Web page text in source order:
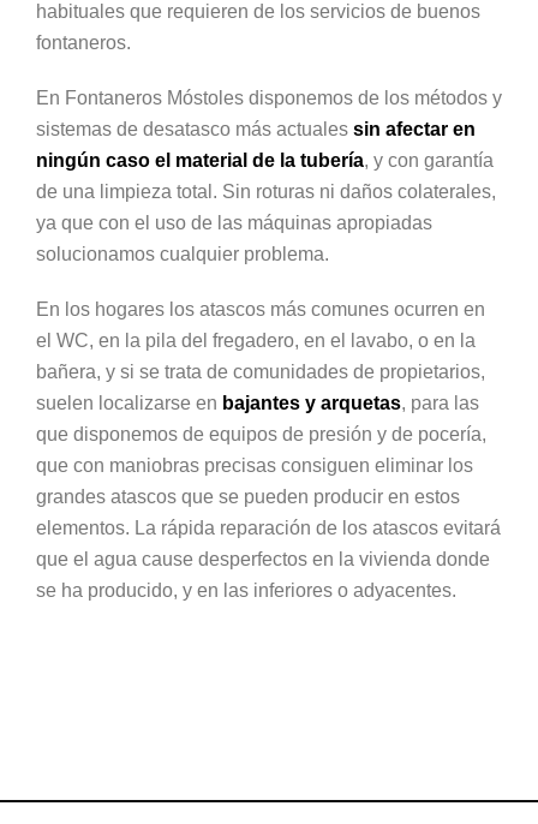
habituales que requieren de los servicios de buenos
fontaneros.
En Fontaneros Móstoles disponemos de los métodos y
sistemas de desatasco más actuales sin afectar en
ningún caso el material de la tubería, y con garantía
de una limpieza total. Sin roturas ni daños colaterales,
ya que con el uso de las máquinas apropiadas
solucionamos cualquier problema.
En los hogares los atascos más comunes ocurren en
el WC, en la pila del fregadero, en el lavabo, o en la
bañera, y si se trata de comunidades de propietarios,
suelen localizarse en bajantes y arquetas, para las
que disponemos de equipos de presión y de pocería,
que con maniobras precisas consiguen eliminar los
grandes atascos que se pueden producir en estos
elementos. La rápida reparación de los atascos evitará
que el agua cause desperfectos en la vivienda donde
se ha producido, y en las inferiores o adyacentes.